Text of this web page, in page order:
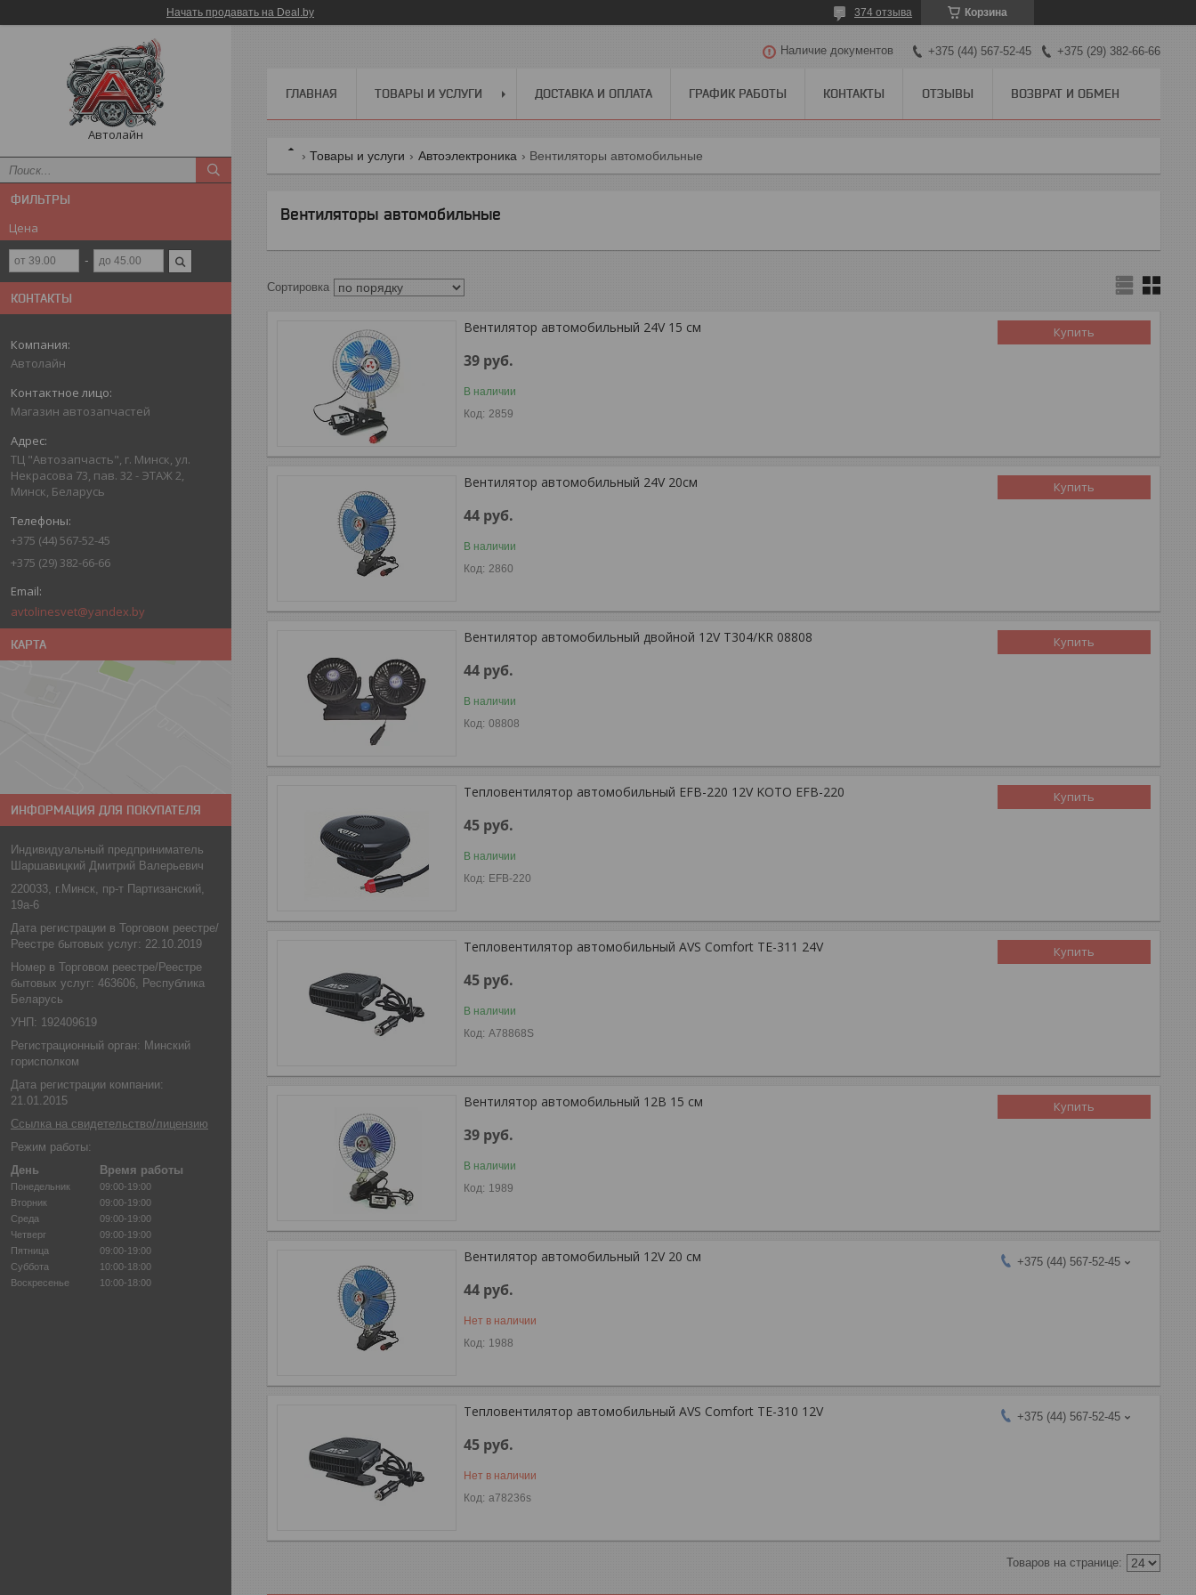
Начать продавать на Deal.by Корзина
374 отзыва
Автолайн
ФИЛЬТРЫ
Цена
КОНТАКТЫ
Автолайн
Магазин автозапчастей
ТЦ "Автозапчасть", г. Минск, ул.
Некрасова 73, пав. 32 - ЭТАЖ 2,
Минск, Беларусь
+375 (44) 567-52-45
+375 (29) 382-66-66
avtolinesvet@yandex.by
КАРТА
ИНФОРМАЦИЯ ДЛЯ ПОКУПАТЕЛЯ
Индивидуальный предприниматель
Шаршавицкий Дмитрий Валерьевич
220033, г.Минск, пр-т Партизанский,
19а-6
Дата регистрации в Торговом реестре/
Реестре бытовых услуг: 22.10.2019
Номер в Торговом реестре/Реестре
бытовых услуг: 463606, Республика
Беларусь
УНП: 192409619
Регистрационный орган: Минский
горисполком
Дата регистрации компании:
21.01.2015
Ссылка на свидетельство/лицензию
Режим работы:
День
Время работы
Понедельник
09:00-19:00
Вторник
09:00-19:00
Среда
09:00-19:00
Четверг
09:00-19:00
Пятница
09:00-19:00
Суббота
10:00-18:00
Воскресенье
10:00-18:00
Наличие документов +375 (44) 567-52-45 +375 (29) 382-66-66
ГЛАВНАЯ ТОВАРЫ И УСЛУГИ ДОСТАВКА И ОПЛАТА ГРАФИК РАБОТЫ КОНТАКТЫ ОТЗЫВЫ ВОЗВРАТ И ОБМЕН
Товары и услуги Автоэлектроника Вентиляторы автомобильные
Вентиляторы автомобильные
Купить
Вентилятор автомобильный 24V 15 см
39 руб.
В наличии
2859
Купить
Вентилятор автомобильный 24V 20см
44 руб.
В наличии
2860
Купить
Вентилятор автомобильный двойной 12V T304/KR 08808
44 руб.
В наличии
08808
Купить
Тепловентилятор автомобильный EFB-220 12V KOTO EFB-220
45 руб.
В наличии
EFB-220
Купить
Тепловентилятор автомобильный AVS Comfort TE-311 24V
45 руб.
В наличии
A78868S
Купить
Вентилятор автомобильный 12В 15 см
39 руб.
В наличии
1989
+375 (44) 567-52-45
Вентилятор автомобильный 12V 20 см
44 руб.
Нет в наличии
1988
+375 (44) 567-52-45
Тепловентилятор автомобильный AVS Comfort TE-310 12V
45 руб.
Нет в наличии
a78236s